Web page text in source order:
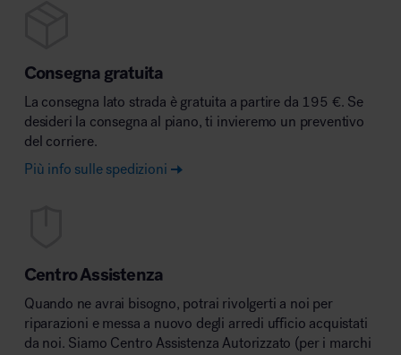
Consegna gratuita
La consegna lato strada è gratuita a partire da 195 €. Se
desideri la consegna al piano, ti invieremo un preventivo
del corriere.
Più info sulle spedizioni
Centro Assistenza
Quando ne avrai bisogno, potrai rivolgerti a noi per
riparazioni e messa a nuovo degli arredi ufficio acquistati
da noi. Siamo Centro Assistenza Autorizzato (per i marchi